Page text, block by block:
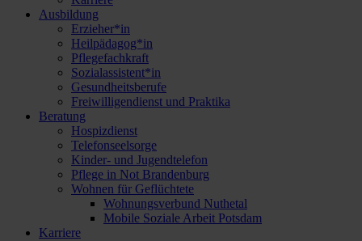
Ausbildung
Erzieher*in
Heilpädagog*in
Pflegefachkraft
Sozialassistent*in
Gesundheitsberufe
Freiwilligendienst und Praktika
Beratung
Hospizdienst
Telefonseelsorge
Kinder- und Jugendtelefon
Pflege in Not Brandenburg
Wohnen für Geflüchtete
Wohnungsverbund Nuthetal
Mobile Soziale Arbeit Potsdam
Karriere